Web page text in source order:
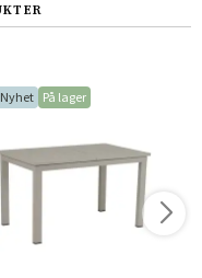
Nyhet På lager